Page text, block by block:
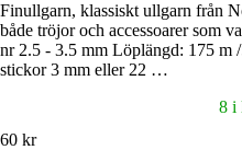
Finullgarn, klassiskt ullgarn från
både tröjor och accessoarer som
nr 2.5 - 3.5 mm Löplängd: 175 m
stickor 3 mm eller 22 …
8 i
60 kr